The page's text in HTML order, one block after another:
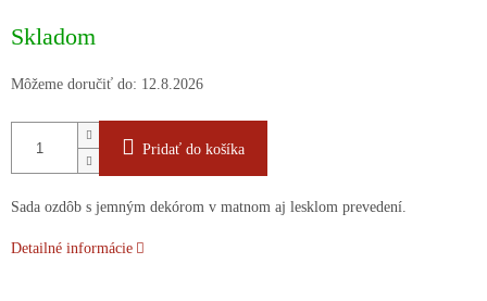
cena:
Skladom
Môžeme doručiť do: 12.8.2026
Pridať do košíka
Sada ozdôb s jemným dekórom v matnom aj lesklom prevedení.
Detailné informácie